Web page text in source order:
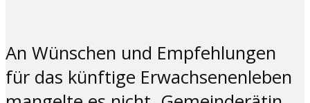
An Wünschen und Empfehlungen
für das künftige Erwachsenenleben